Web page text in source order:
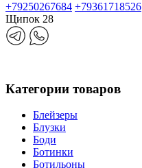
+79250267684 +79361718526
Щипок 28
Категории товаров
Блейзеры
Блузки
Боди
Ботинки
Ботильоны